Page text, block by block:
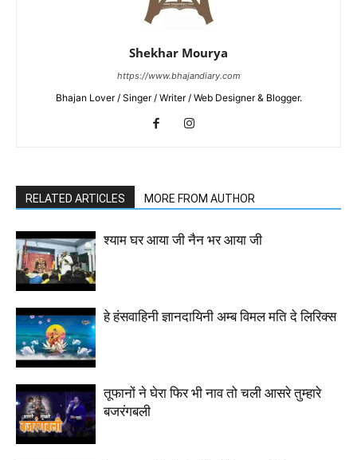
Shekhar Mourya
https://www.bhajandiary.com
Bhajan Lover / Singer / Writer / Web Designer & Blogger.
RELATED ARTICLES MORE FROM AUTHOR
श्याम घर आया जी नैन भर आया जी
हे हंसवाहिनी ज्ञानदायिनी अम्ब विमल मति दे लिरिक्स
तूफानों ने घेरा फिर भी नाव तो चली आसरे तुम्हारे
बजरंगबली